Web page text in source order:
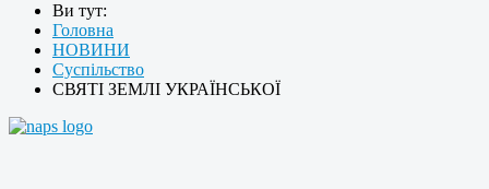
Ви тут:
Головна
НОВИНИ
Суспільство
СВЯТІ ЗЕМЛІ УКРАЇНСЬКОЇ